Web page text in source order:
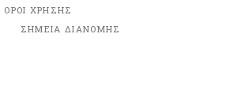
ΟΡΟΙ ΧΡΗΣΗΣ
ΣΗΜΕΙΑ ΔΙΑΝΟΜΗΣ